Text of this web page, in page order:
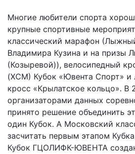
Многие любители спорта
крупные спортивные
классический марафон
Владимира Кузина и на призы
(Козыревой)), велосипедный
(XCM) Кубок «Ювента Спорт» и
кросс «Крылатское кольцо». В
организаторами данных
принято решение объединить
один Кубок. А Московский
засчитать первым этапом
Кубок ГЦОЛИФК-ЮВЕНТА